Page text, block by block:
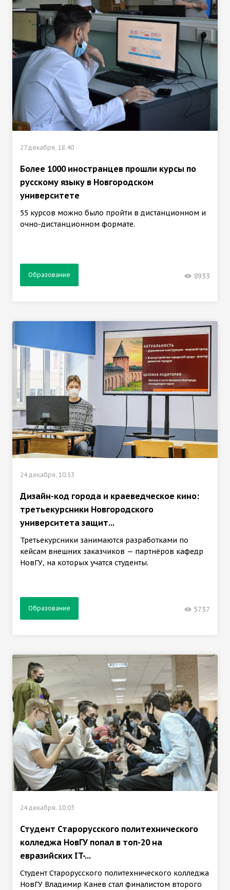
27 декабря, 18:40
Более 1000 иностранцев прошли курсы по
русскому языку в Новгородском
университете
55 курсов можно было пройти в дистанционном и
очно-дистанционном формате.
Образование 8933
24 декабря, 10:53
Дизайн-код города и краеведческое кино:
третьекурсники Новгородского
университета защит...
Третьекурсники занимаются разработками по
кейсам внешних заказчиков — партнёров кафедр
НовГУ, на которых учатся студенты.
Образование 5737
24 декабря, 10:03
Студент Старорусского политехнического
колледжа НовГУ попал в топ-20 на
евразийских IT-...
Студент Старорусского политехнического колледжа
НовГУ Владимир Канев стал финалистом второго